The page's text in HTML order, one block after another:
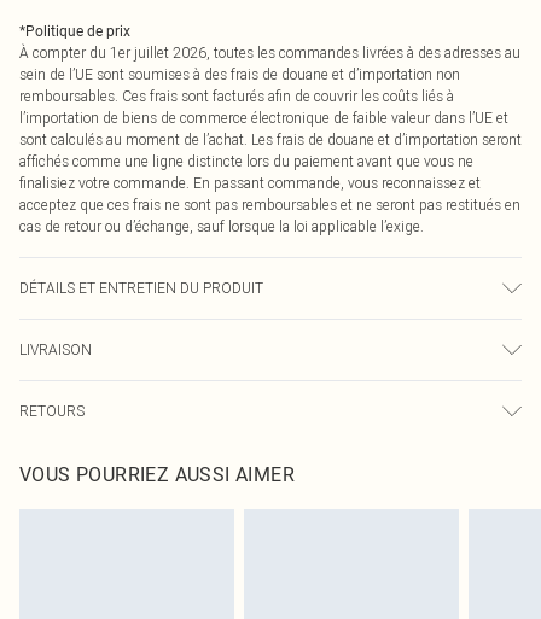
*Politique de prix
À compter du 1er juillet 2026, toutes les commandes livrées à des adresses au
sein de l’UE sont soumises à des frais de douane et d’importation non
remboursables. Ces frais sont facturés afin de couvrir les coûts liés à
l’importation de biens de commerce électronique de faible valeur dans l’UE et
sont calculés au moment de l’achat. Les frais de douane et d’importation seront
affichés comme une ligne distincte lors du paiement avant que vous ne
finalisiez votre commande. En passant commande, vous reconnaissez et
acceptez que ces frais ne sont pas remboursables et ne seront pas restitués en
cas de retour ou d’échange, sauf lorsque la loi applicable l’exige.
DÉTAILS ET ENTRETIEN DU PRODUIT
peut déteindre.
LIVRAISON
Livraison express France
Jusqu'à 2-3 jours ouvrables
RETOURS
pour nous retourner un article.
Veuillez noter que nous ne pouvons pas rembourser les masques tendance, les
VOUS POURRIEZ AUSSI AIMER